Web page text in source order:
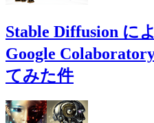
Stable Diffusion に
Google
てみた件